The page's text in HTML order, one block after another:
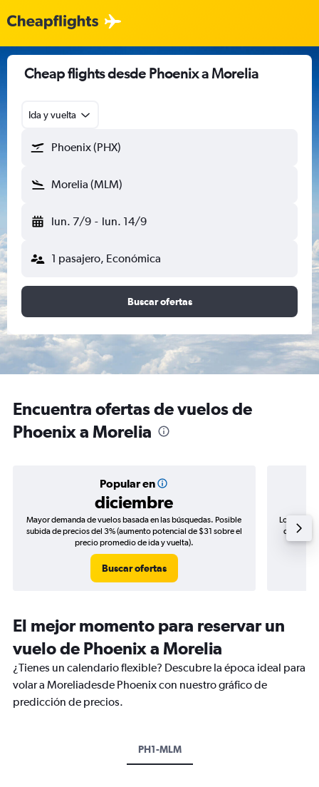
Cheap flights desde Phoenix a Morelia
Ida y vuelta
Phoenix (PHX)
Morelia (MLM)
lun. 7/9 - lun. 14/9
1 pasajero, Económica
Buscar ofertas
Encuentra ofertas de vuelos de
Phoenix a Morelia
Popular en
diciembre
Mayor demanda de vuelos basada en las búsquedas. Posible
subida de precios del 3% (aumento potencial de $31 sobre el
precio promedio de ida y vuelta).
Buscar ofertas
Los
de
El mejor momento para reservar un
vuelo de Phoenix a Morelia
¿Tienes un calendario flexible? Descubre la época ideal para
volar a Moreliadesde Phoenix con nuestro gráfico de
predicción de precios.
PH1-MLM